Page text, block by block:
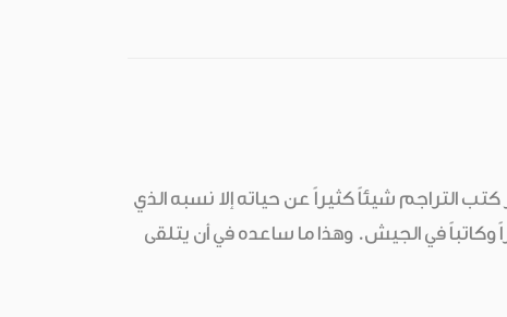
التراجم شيئاً كثيراً عن حياته إلا نسبه الذي
في الجيش. وهذا ما ساعده في أن يتلقى